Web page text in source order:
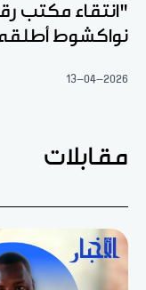
"انتقاء مكتب
نواكشوط أطلقه
13-04-2026
مقابلات